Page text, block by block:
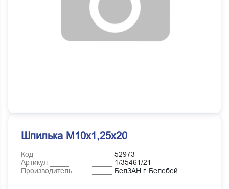
Шпилька М10х1,25х20
Код
52973
Артикул
1/35461/21
Производитель
БелЗАН г. Белебей